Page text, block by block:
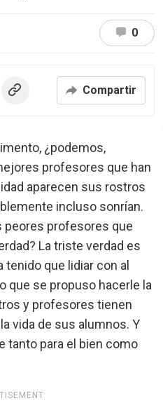
0
Compartir
¿podemos,
profesores que han
aparecen sus rostros
incluso sonrían.
peores profesores que
La triste verdad es
tenido que lidiar con al
que se propuso hacerle la
y profesores tienen
vida de sus alumnos. Y
tanto para el bien como